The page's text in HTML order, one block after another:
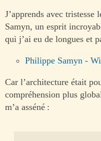
J’apprends avec tristesse
Samyn, un esprit
qui j’ai eu de longues et
Philippe Samyn -
Car l’architecture était
compréhension plus
m’a asséné :